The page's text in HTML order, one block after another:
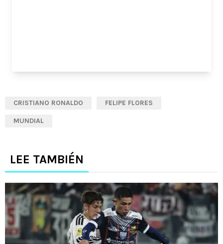
CRISTIANO RONALDO FELIPE FLORES
MUNDIAL
LEE TAMBIÉN